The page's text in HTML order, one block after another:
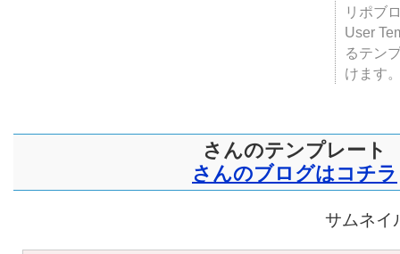
リポブ
User
るテン
けます
さんのテンプレート
さんのブログはコチラ
サムネイ